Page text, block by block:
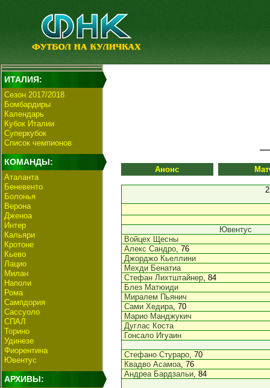
ИТАЛИЯ:
Сезон 2017/2018
Бомбардиры
Календарь
Кубок Италии
Суперкубок
Список чемпионов
КОМАНДЫ:
Аталанта
Беневенто
Болонья
Верона
Дженоа
Интер
Кальяри
Кротоне
Кьево
Лацио
Милан
Наполи
Рома
Сампдория
Сассуоло
СПАЛ
Торино
Удинезе
Фиорентина
Ювентус
АРХИВЫ:
Анонс
Ювентус
Войцех Щесны
Алекс Сандро, 76
Джорджо Кьеллини
Мехди Бенатиа
Стефан Лихтштайнер, 84
Блез Матюиди
Миралем Пьянич
Сами Хедира, 70
Марио Манджукич
Дуглас Коста
Гонсало Игуаин
Стефано Стураро, 70
Квадво Асамоа, 76
Андреа Бардзальи, 84